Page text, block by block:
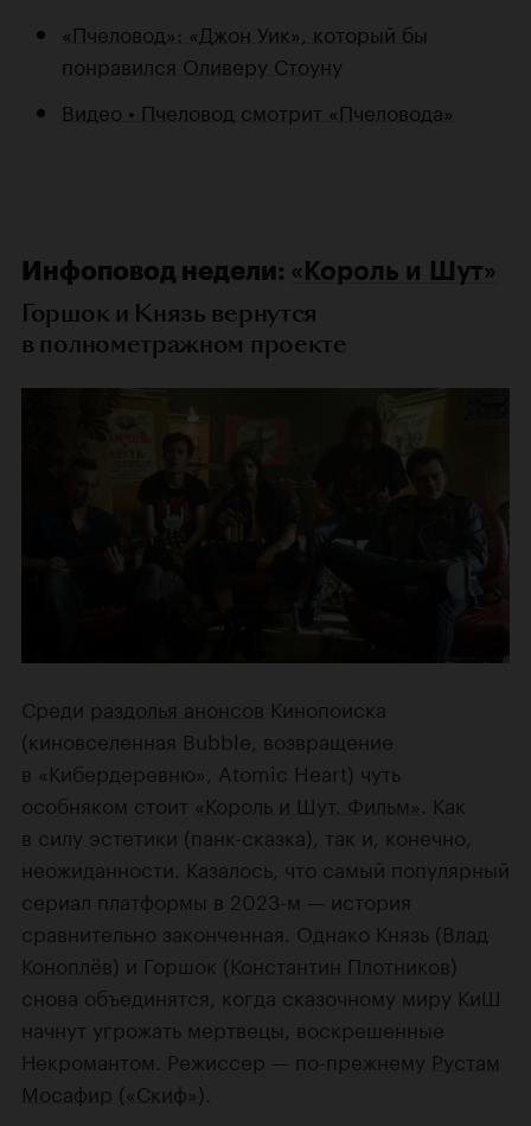
«Пчеловод»: «Джон Уик», который бы
понравился Оливеру Стоуну
Видео • Пчеловод смотрит «Пчеловода»
Инфоповод недели: «Король и Шут»
Горшок и Князь вернутся
в полнометражном проекте
Среди раздолья анонсов Кинопоиска
(киновселенная Bubble, возвращение
в «Кибердеревню», Atomic Heart) чуть
особняком стоит «Король и Шут. Фильм» . Как
в силу эстетики (панк-сказка), так и, конечно,
неожиданности. Казалось, что самый популярный
сериал платформы в 2023-м — история
сравнительно законченная. Однако Князь (Влад
Коноплёв) и Горшок (Константин Плотников)
снова объединятся, когда сказочному миру КиШ
начнут угрожать мертвецы, воскрешенные
Некромантом. Режиссер — по-прежнему Рустам
Мосафир («Скиф»).